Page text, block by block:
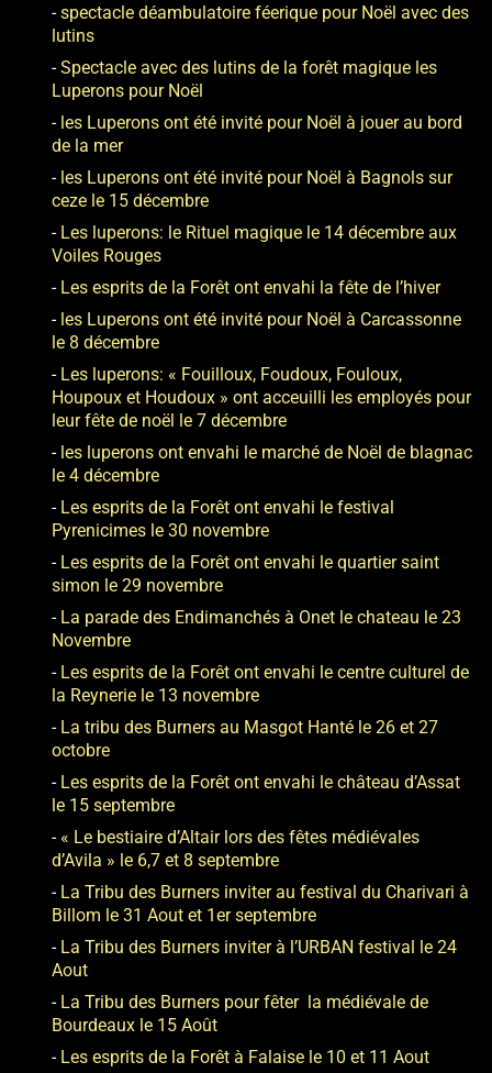
spectacle déambulatoire féerique pour Noël avec des
lutins
Spectacle avec des lutins de la forêt magique les
Luperons pour Noël
les Luperons ont été invité pour Noël à jouer au bord
de la mer
les Luperons ont été invité pour Noël à Bagnols sur
ceze le 15 décembre
Les luperons: le Rituel magique le 14 décembre aux
Voiles Rouges
Les esprits de la Forêt ont envahi la fête de l’hiver
les Luperons ont été invité pour Noël à Carcassonne
le 8 décembre
Les luperons: « Fouilloux, Foudoux, Fouloux,
Houpoux et Houdoux » ont acceuilli les employés pour
leur fête de noël le 7 décembre
les luperons ont envahi le marché de Noël de blagnac
le 4 décembre
Les esprits de la Forêt ont envahi le festival
Pyrenicimes le 30 novembre
Les esprits de la Forêt ont envahi le quartier saint
simon le 29 novembre
La parade des Endimanchés à Onet le chateau le 23
Novembre
Les esprits de la Forêt ont envahi le centre culturel de
la Reynerie le 13 novembre
La tribu des Burners au Masgot Hanté le 26 et 27
octobre
Les esprits de la Forêt ont envahi le château d’Assat
le 15 septembre
« Le bestiaire d’Altair lors des fêtes médiévales
d’Avila » le 6,7 et 8 septembre
La Tribu des Burners inviter au festival du Charivari à
Billom le 31 Aout et 1er septembre
La Tribu des Burners inviter à l’URBAN festival le 24
Aout
La Tribu des Burners pour fêter la médiévale de
Bourdeaux le 15 Août
Les esprits de la Forêt à Falaise le 10 et 11 Aout